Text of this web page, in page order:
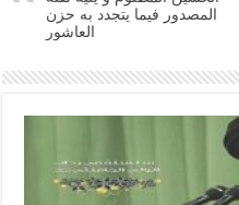
المصدور فيما يتجدد به حزن
العاشور